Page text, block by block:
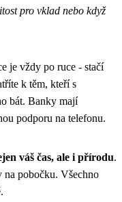
pro vklad nebo když
je vždy po ruce - stačí
k těm, kteří s
bát. Banky mají
podporu na telefonu.
váš čas, ale i přírodu.
na pobočku. Všechno